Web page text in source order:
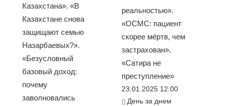
Казахстана». «В
Казахстане снова
защищают семью
Назарбаевых?».
«Безусловный
базовый доход:
почему
заволновались
реальностью».
«ОСМС: пациент
скорее мёртв, чем
застрахован».
«Сатира не
преступление»
23.01.2025 12:00
День за днем